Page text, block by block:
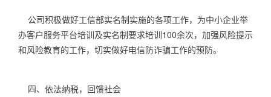
公司积极做好工信部实名制实施的各项工作，为中小企业举
办客户服务平台培训及实名制要求培训100余次，加强风险提示
和风险教育的工作，切实做好电信防诈骗工作的预防。
四、依法纳税，回馈社会